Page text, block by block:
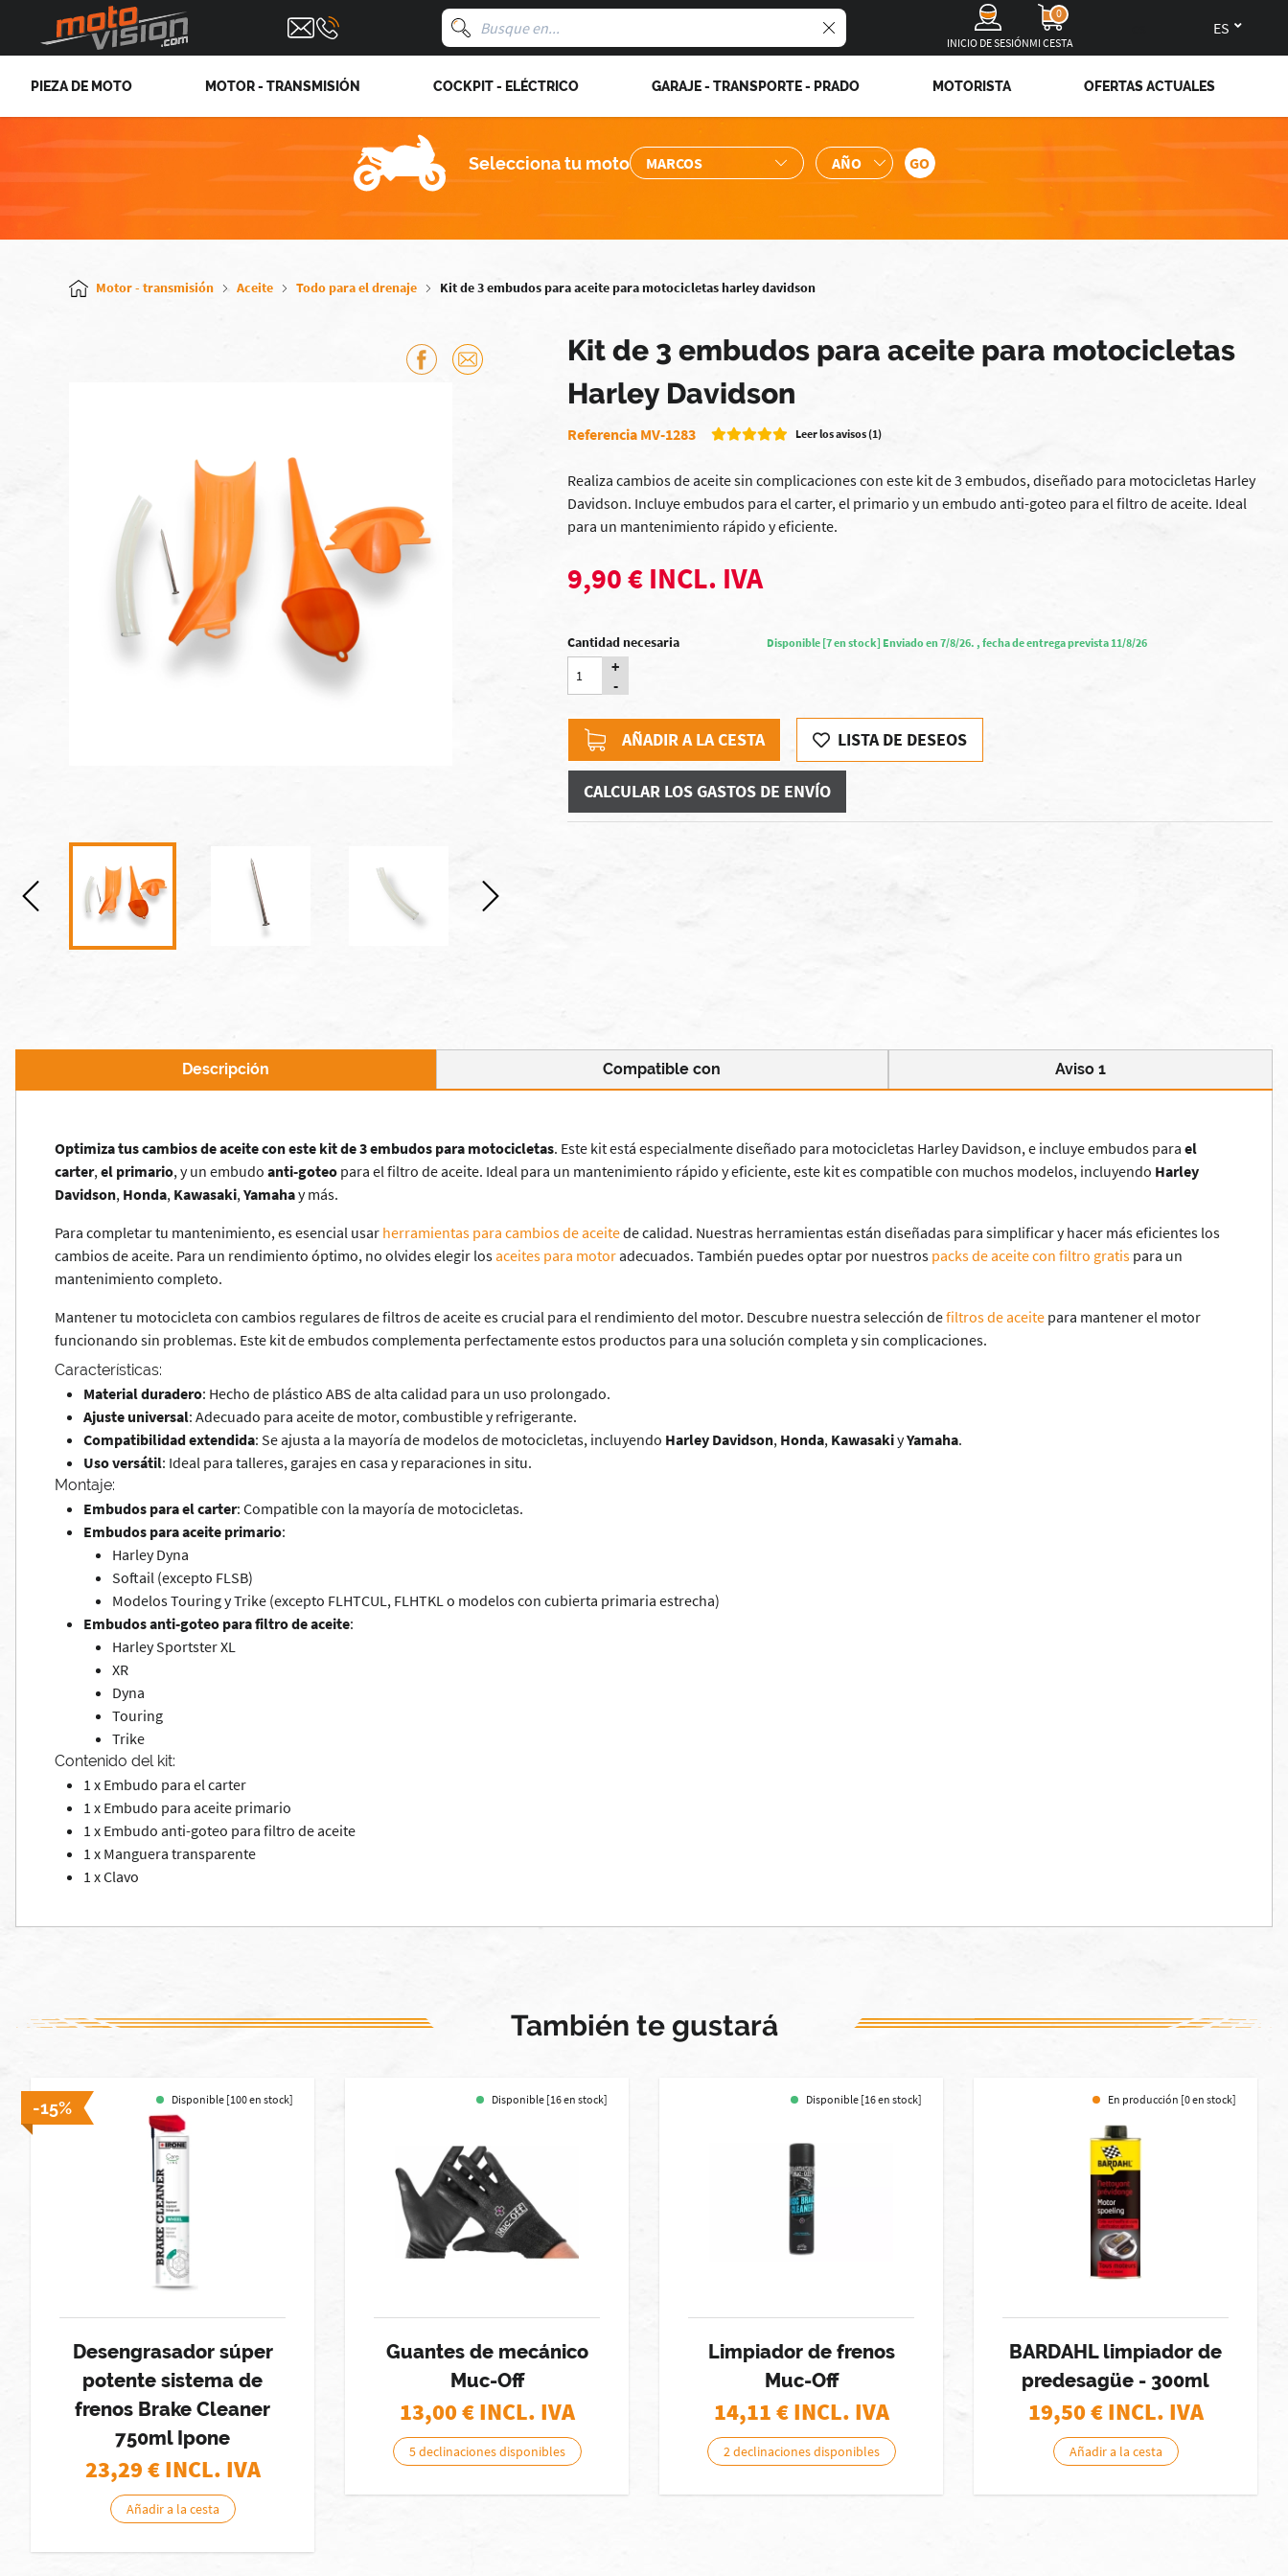
INICIO DE SESIÓN
0
MI CESTA
PIEZA DE MOTO MOTOR - TRANSMISIÓN COCKPIT - ELÉCTRICO GARAJE - TRANSPORTE - PRADO MOTORISTA OFERTAS ACTUALES
Selecciona tu moto
Motor - transmisión Aceite Todo para el drenaje Kit de 3 embudos para aceite para motocicletas harley davidson
Kit de 3 embudos para aceite para motocicletas
Harley Davidson
Referencia MV-1283 Leer los avisos (1)
Realiza cambios de aceite sin complicaciones con este kit de 3 embudos, diseñado para motocicletas Harley
Davidson. Incluye embudos para el carter, el primario y un embudo anti-goteo para el filtro de aceite. Ideal
para un mantenimiento rápido y eficiente.
9,90 € INCL. IVA
Cantidad necesaria
+
-
Disponible [7 en stock] Enviado en 7/8/26. , fecha de entrega prevista 11/8/26
AÑADIR A LA CESTA LISTA DE DESEOS
CALCULAR LOS GASTOS DE ENVÍO
Descripción Compatible con Aviso 1
Optimiza tus cambios de aceite con este kit de 3 embudos para motocicletas. Este kit está especialmente diseñado para motocicletas Harley Davidson, e incluye embudos para el
carter,el primario, y un embudo anti-goteo para el filtro de aceite. Ideal para un mantenimiento rápido y eficiente, este kit es compatible con muchos modelos, incluyendo Harley
Davidson, Honda, Kawasaki,Yamahay más.
Para completar tu mantenimiento, es esencial usar herramientas para cambios de aceitede calidad. Nuestras herramientas están diseñadas para simplificar y hacer más eficientes los
cambios de aceite. Para un rendimiento óptimo, no olvides elegir losaceites para motoradecuados. También puedes optar por nuestros packs de aceite con filtro gratis para un
mantenimiento completo.
Mantener tu motocicleta con cambios regulares de filtros de aceite es crucial para el rendimiento del motor. Descubre nuestra selección defiltros de aceite para mantener el motor
funcionando sin problemas. Este kit de embudos complementa perfectamente estos productos para una solución completa y sin complicaciones.
Características:
Material duradero: Hecho de plástico ABS de alta calidad para un uso prolongado.
Ajuste universal: Adecuado para aceite de motor, combustible y refrigerante.
Compatibilidad extendida: Se ajusta a la mayoría de modelos de motocicletas, incluyendo Harley Davidson, Honda, KawasakiyYamaha.
Uso versátil: Ideal para talleres, garajes en casa y reparaciones in situ.
Montaje:
Embudos para el carter: Compatible con la mayoría de motocicletas.
Embudos para aceite primario:
Harley Dyna
Softail (excepto FLSB)
Modelos Touring y Trike (excepto FLHTCUL, FLHTKL o modelos con cubierta primaria estrecha)
Embudos anti-goteo para filtro de aceite:
Harley Sportster XL
XR
Dyna
Touring
Trike
Contenido del kit:
1 x Embudo para el carter
1 x Embudo para aceite primario
1 x Embudo anti-goteo para filtro de aceite
1 x Manguera transparente
1 x Clavo
También te gustará
-15% Disponible [100 en stock]
Desengrasador súper
potente sistema de
frenos Brake Cleaner
750ml Ipone
23,29€ INCL. IVA
Añadir a la cesta
Disponible [16 en stock]
Guantes de mecánico
Muc-Off
13,00€ INCL. IVA
5 declinaciones disponibles
Disponible [16 en stock]
Limpiador de frenos
Muc-Off
14,11€ INCL. IVA
2 declinaciones disponibles
En producción [0 en stock]
BARDAHL limpiador de
predesagüe - 300ml
19,50€ INCL. IVA
Añadir a la cesta